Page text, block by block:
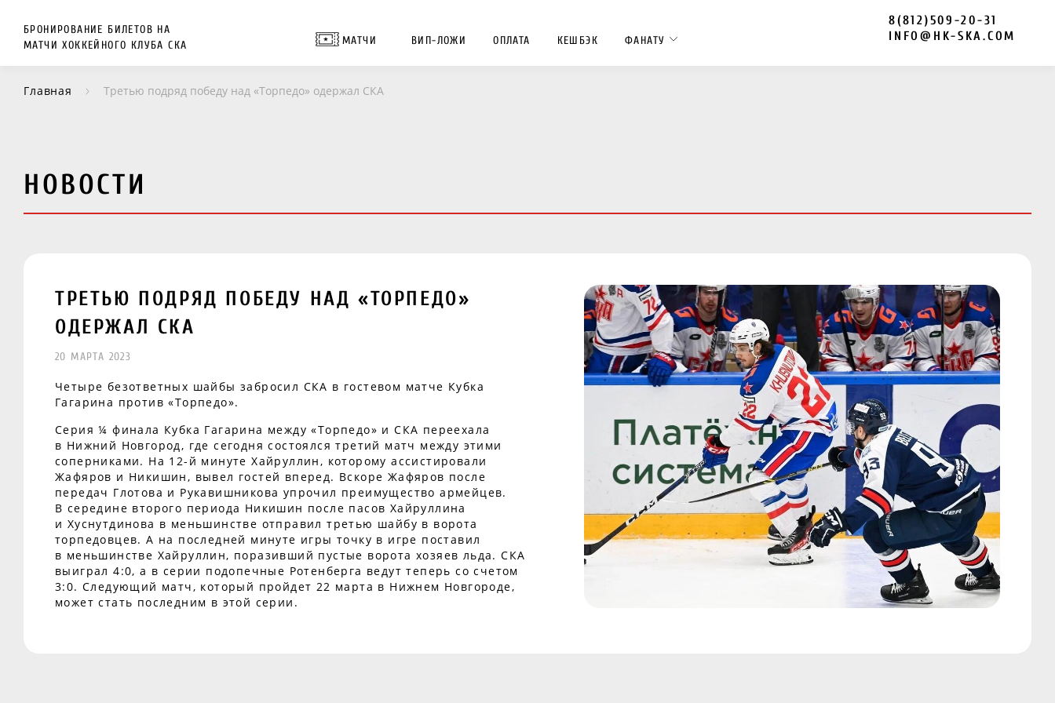
БРОНИРОВАНИЕ БИЛЕТОВ НА
МАТЧИ ХОККЕЙНОГО КЛУБА СКА
МАТЧИ ВИП-ЛОЖИ ОПЛАТА КЕШБЭК ФАНАТУ
8(812)509-20-31
INFO@HK-SKA.COM
Главная Третью подряд победу над «Торпедо» одержал СКА
НОВОСТИ
ТРЕТЬЮ ПОДРЯД ПОБЕДУ НАД «ТОРПЕДО»
ОДЕРЖАЛ СКА
20 МАРТА 2023
Четыре безответных шайбы забросил СКА в гостевом матче Кубка
Гагарина против «Торпедо».
Серия ¼ финала Кубка Гагарина между «Торпедо» и СКА переехала
в Нижний Новгород, где сегодня состоялся третий матч между этими
соперниками. На 12-й минуте Хайруллин, которому ассистировали
Жафяров и Никишин, вывел гостей вперед. Вскоре Жафяров после
передач Глотова и Рукавишникова упрочил преимущество армейцев.
В середине второго периода Никишин после пасов Хайруллина
и Хуснутдинова в меньшинстве отправил третью шайбу в ворота
торпедовцев. А на последней минуте игры точку в игре поставил
в меньшинстве Хайруллин, поразивший пустые ворота хозяев льда. СКА
выиграл 4:0, а в серии подопечные Ротенберга ведут теперь со счетом
3:0. Следующий матч, который пройдет 22 марта в Нижнем Новгороде,
может стать последним в этой серии.